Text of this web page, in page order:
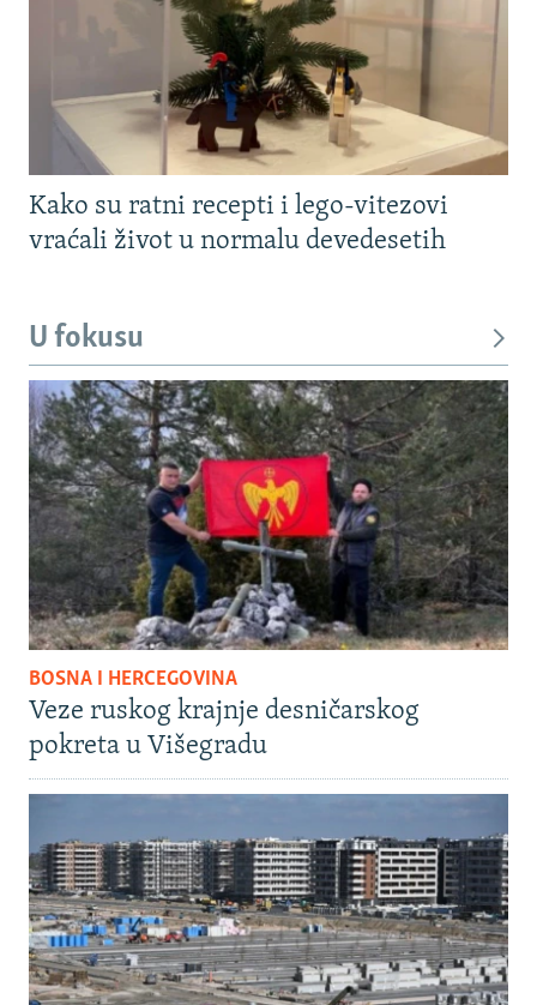
Kako su ratni recepti i lego-vitezovi
vraćali život u normalu devedesetih
U fokusu
BOSNA I HERCEGOVINA
Veze ruskog krajnje desničarskog
pokreta u Višegradu